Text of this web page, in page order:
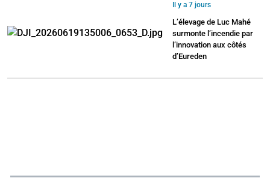
Il y a 7 jours
L’élevage de Luc Mahé
surmonte l’incendie par
l’innovation aux côtés
d’Eureden